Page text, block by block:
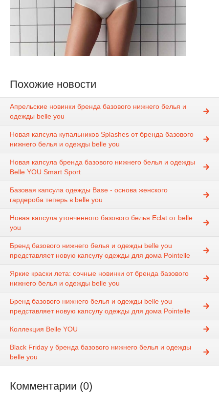
Похожие новости
Апрельские новинки бренда базового нижнего белья и
одежды belle you
Новая капсула купальников Splashes от бренда базового
нижнего белья и одежды belle you
Новая капсула бренда базового нижнего белья и одежды
Belle YOU Smart Sport
Базовая капсула одежды Base - основа женского
гардероба теперь в belle you
Новая капсула утонченного базового белья Eclat от belle
you
Бренд базового нижнего белья и одежды belle you
представляет новую капсулу одежды для дома Pointelle
Яркие краски лета: сочные новинки от бренда базового
нижнего белья и одежды belle you
Бренд базового нижнего белья и одежды belle you
представляет новую капсулу одежды для дома Pointelle
Коллекция Belle YOU
Black Friday у бренда базового нижнего белья и одежды
belle you
Комментарии (0)